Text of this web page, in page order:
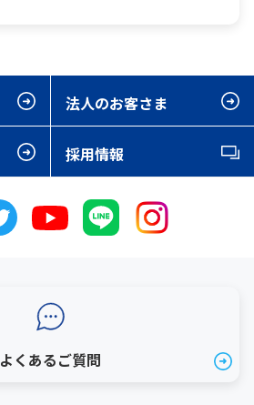
法人のお客さま
採用情報
よくあるご質問